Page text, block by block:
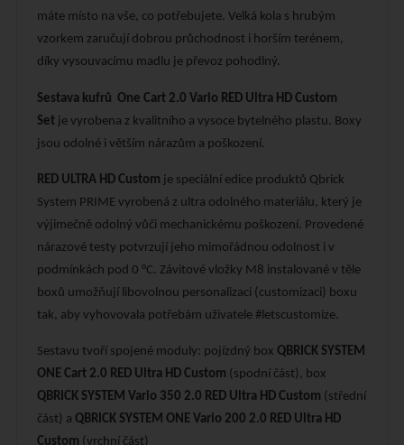
máte místo na vše, co potřebujete. Velká kola s hrubým
vzorkem zaručují dobrou průchodnost i horším terénem,
díky vysouvacímu madlu je převoz pohodlný.
Sestava kufrů One Cart 2.0 Vario RED Ultra HD Custom
Set je vyrobena z kvalitního a vysoce bytelného plastu. Boxy
jsou odolné i větším nárazům a poškození.
RED ULTRA HD Custom je speciální edice produktů Qbrick
System PRIME vyrobená z ultra odolného materiálu, který je
výjimečně odolný vůči mechanickému poškození. Provedené
nárazové testy potvrzují jeho mimořádnou odolnost i v
podmínkách pod 0 °C. Závitové vložky M8 instalované v těle
boxů umožňují libovolnou personalizaci (customizaci) boxu
tak, aby vyhovovala potřebám uživatele #letscustomize.
Sestavu tvoří spojené moduly: pojízdný box QBRICK SYSTEM
ONE Cart 2.0 RED Ultra HD Custom (spodní část), box
QBRICK SYSTEM Vario 350 2.0 RED Ultra HD Custom (střední
část) a QBRICK SYSTEM ONE Vario 200 2.0 RED Ultra HD
Custom (vrchní část)